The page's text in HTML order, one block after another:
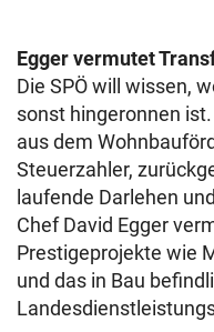
Egger vermutet
Die SPÖ will wissen,
sonst hingeronnen
aus dem
Steuerzahler,
laufende Darlehen
Chef David Egger
Prestigeprojekte wie
und das in Bau